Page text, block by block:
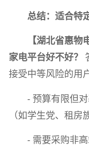
总结：适合特
【湖北省惠
家电平台好不好？
接受中等风险的用
- 预算有限但
（如学生党、租房
- 需要采购非